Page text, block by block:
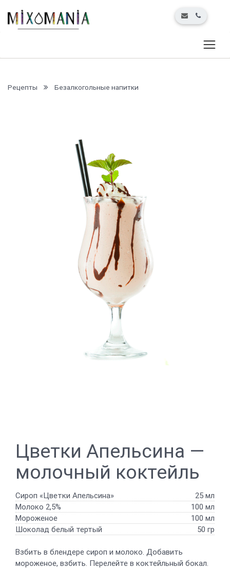
Рецепты Безалкогольные напитки
Цветки Апельсина —
молочный коктейль
Сироп «Цветки Апельсина»
25 мл
Молоко 2,5%
100 мл
Мороженое
100 мл
Шоколад белый тертый
50 гр
Взбить в блендере сироп и молоко. Добавить
мороженое, взбить. Перелейте в коктейльный бокал.